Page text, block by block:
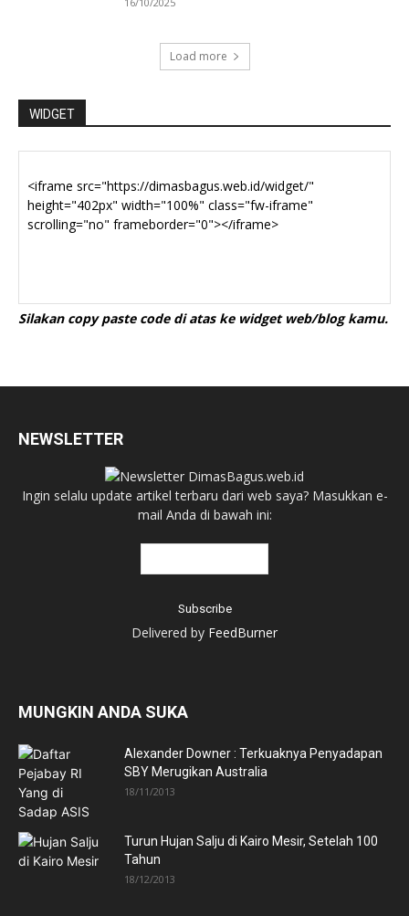
Load more
WIDGET
Silakan copy paste code di atas ke widget web/blog kamu.
NEWSLETTER
Ingin selalu update artikel terbaru dari web saya? Masukkan e-
mail Anda di bawah ini:
Delivered by FeedBurner
MUNGKIN ANDA SUKA
Alexander Downer : Terkuaknya Penyadapan
SBY Merugikan Australia
18/11/2013
Turun Hujan Salju di Kairo Mesir, Setelah 100
Tahun
18/12/2013